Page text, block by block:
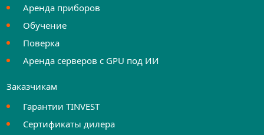
Аренда приборов
Обучение
Поверка
Аренда серверов с GPU под ИИ
Заказчикам
Гарантии TINVEST
Сертификаты дилера